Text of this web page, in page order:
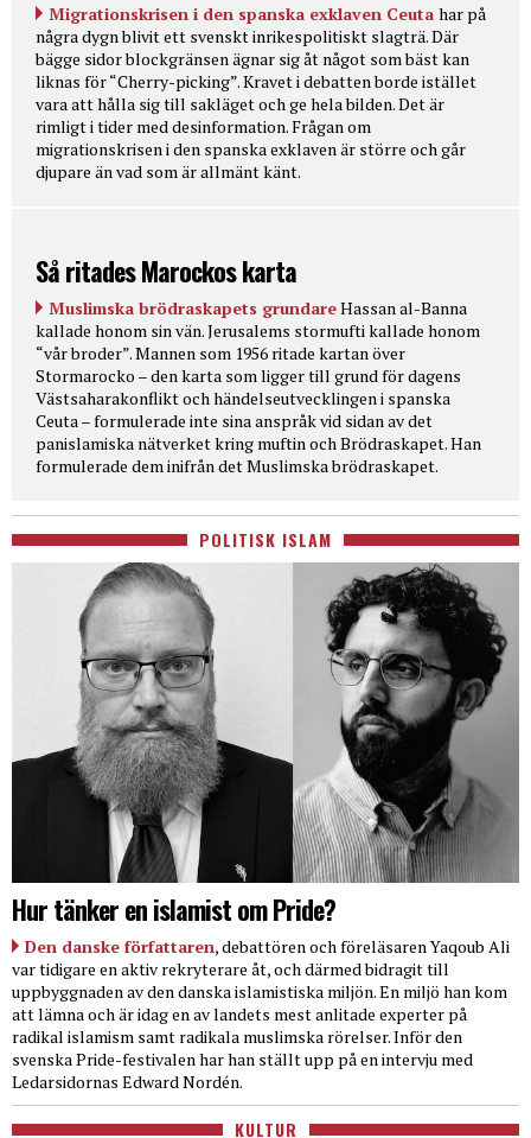
Migrationskrisen i den spanska exklaven Ceuta har på
några dygn blivit ett svenskt inrikespolitiskt slagträ. Där
bägge sidor blockgränsen ägnar sig åt något som bäst kan
liknas för “Cherry-picking”. Kravet i debatten borde istället
vara att hålla sig till sakläget och ge hela bilden. Det är
rimligt i tider med desinformation. Frågan om
migrationskrisen i den spanska exklaven är större och går
djupare än vad som är allmänt känt.
Så ritades Marockos karta
Muslimska brödraskapets grundareHassan al-Banna
kallade honom sin vän. Jerusalems stormufti kallade honom
“vår broder”. Mannen som 1956 ritade kartan över
Stormarocko – den karta som ligger till grund för dagens
Västsaharakonflikt och händelseutvecklingen i spanska
Ceuta – formulerade inte sina anspråk vid sidan av det
panislamiska nätverket kring muftin och Brödraskapet. Han
formulerade dem inifrån det Muslimska brödraskapet.
POLITISK ISLAM
Hur tänker en islamist om Pride?
Den danske författaren, debattören och föreläsaren Yaqoub Ali
var tidigare en aktiv rekryterare åt, och därmed bidragit till
uppbyggnaden av den danska islamistiska miljön. En miljö han kom
att lämna och är idag en av landets mest anlitade experter på
radikal islamism samt radikala muslimska rörelser. Inför den
svenska Pride-festivalen har han ställt upp på en intervju med
Ledarsidornas Edward Nordén.
KULTUR